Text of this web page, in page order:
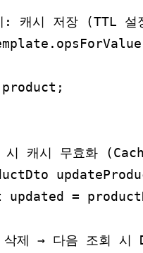
캐시 저장 (TTL 설
시 캐시 무효화
updated =
제 → 다음 조회 시